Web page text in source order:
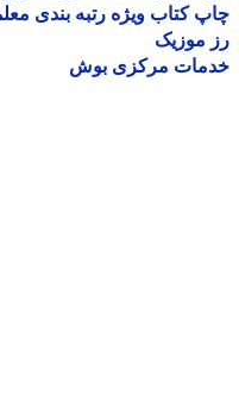
کتاب ویژه رتبه بندی معلمان
موزیک
مرکزی بوش